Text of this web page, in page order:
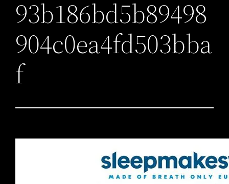
93b186bd5b89498
904c0ea4fd503bba
f